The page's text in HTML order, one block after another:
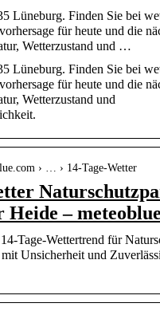
Lüneburg. Finden Sie bei
für heute und die
Wetterzustand und …
Lüneburg. Finden Sie bei
für heute und die
Wetterzustand und
› … › 14-Tage-Wetter
– meteoblue
Tage-Wettertrend für
Unsicherheit und